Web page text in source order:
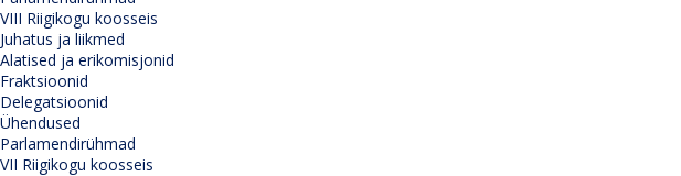
VIII Riigikogu koosseis
Juhatus ja liikmed
Alatised ja erikomisjonid
Fraktsioonid
Delegatsioonid
Ühendused
Parlamendirühmad
VII Riigikogu koosseis